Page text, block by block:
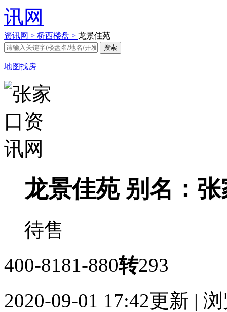
资讯网 > 桥西楼盘 > 龙景佳苑
地图找房
龙景佳苑 别名：
待售
400-8181-880转293
2020-09-01 17:42更新 |